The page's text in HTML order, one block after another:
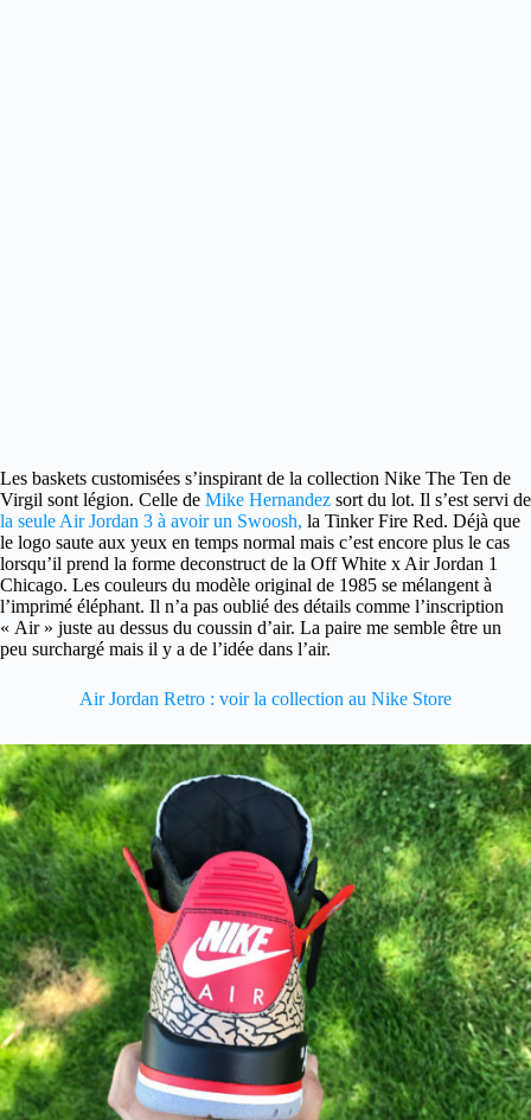
Les baskets customisées s’inspirant de la collection Nike The Ten de
Virgil sont légion. Celle de Mike Hernandez sort du lot. Il s’est servi de
la seule Air Jordan 3 à avoir un Swoosh, la Tinker Fire Red. Déjà que
le logo saute aux yeux en temps normal mais c’est encore plus le cas
lorsqu’il prend la forme deconstruct de la Off White x Air Jordan 1
Chicago. Les couleurs du modèle original de 1985 se mélangent à
l’imprimé éléphant. Il n’a pas oublié des détails comme l’inscription
« Air » juste au dessus du coussin d’air. La paire me semble être un
peu surchargé mais il y a de l’idée dans l’air.
Air Jordan Retro : voir la collection au Nike Store